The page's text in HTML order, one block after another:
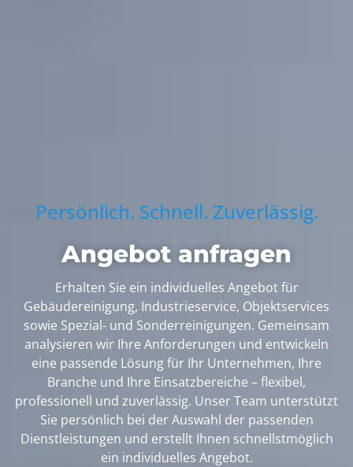
Persönlich. Schnell. Zuverlässig.
Angebot anfragen
Erhalten Sie ein individuelles Angebot für
Gebäudereinigung, Industrieservice, Objektservices
sowie Spezial- und Sonderreinigungen. Gemeinsam
analysieren wir Ihre Anforderungen und entwickeln
eine passende Lösung für Ihr Unternehmen, Ihre
Branche und Ihre Einsatzbereiche – flexibel,
professionell und zuverlässig. Unser Team unterstützt
Sie persönlich bei der Auswahl der passenden
Dienstleistungen und erstellt Ihnen schnellstmöglich
ein individuelles Angebot.